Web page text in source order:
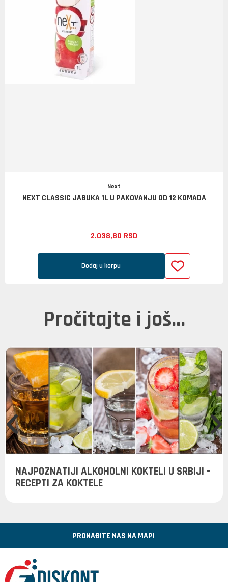
Next
NEXT CLASSIC JABUKA 1L U PAKOVANJU OD 12 KOMADA
2.038,80 RSD
Dodaj u korpu
Pročitajte i još...
NAJPOZNATIJI ALKOHOLNI KOKTELI U SRBIJI -
RECEPTI ZA KOKTELE
PRONAĐITE NAS NA MAPI